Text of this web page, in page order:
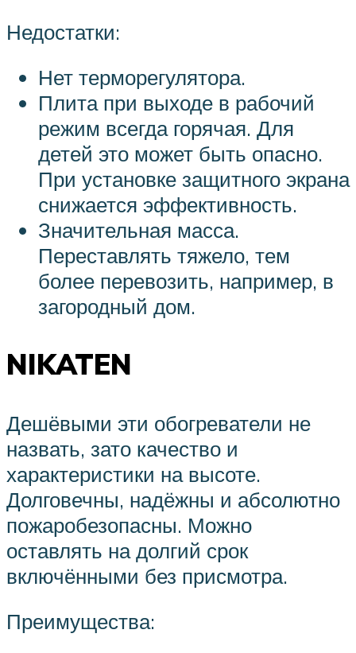
Недостатки:
Нет терморегулятора.
Плита при выходе в рабочий
режим всегда горячая. Для
детей это может быть опасно.
При установке защитного экрана
снижается эффективность.
Значительная масса.
Переставлять тяжело, тем
более перевозить, например, в
загородный дом.
NIKATEN
Дешёвыми эти обогреватели не
назвать, зато качество и
характеристики на высоте.
Долговечны, надёжны и абсолютно
пожаробезопасны. Можно
оставлять на долгий срок
включёнными без присмотра.
Преимущества: